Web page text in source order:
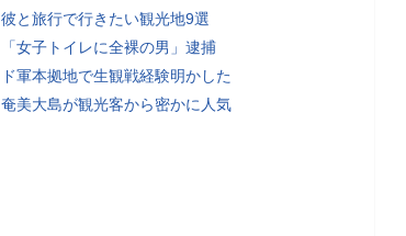
彼と旅行で行きたい観光地9選
「女子トイレに全裸の男」逮捕
ド軍本拠地で生観戦経験明かした
奄美大島が観光客から密かに人気